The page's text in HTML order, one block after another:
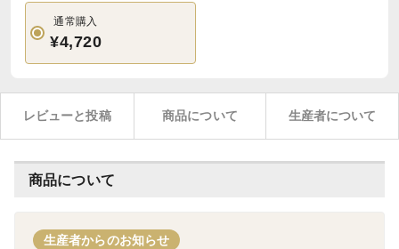
通常購入
¥4,720
レビューと投稿 商品について 生産者について
商品について
生産者からのお知らせ